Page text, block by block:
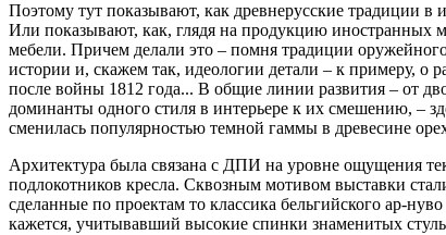
Поэтому тут показывают, как древнерусские традиции
Или показывают, как, глядя на продукцию иностранных
мебели. Причем делали это – помня традиции
истории и, скажем так, идеологии детали – к примеру, о
после войны 1812 года... В общие линии развития – от
доминанты одного стиля в интерьере к их смешению, –
сменилась популярностью темной гаммы в древесине
Архитектура была связана с ДПИ на уровне ощущения
подлокотников кресла. Сквозным мотивом выставки
сделанные по проектам то классика бельгийского ар-
кажется, учитывавший высокие спинки знаменитых